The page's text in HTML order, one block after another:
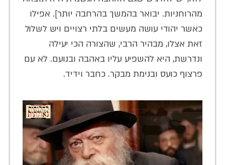
מהרוחניות. יבואר בהמשך בהרחבה יותר]. אפילו
כאשר יהודי עושה מעשים בלתי רצויים ויש לשלול
זאת אצלו, מבהיר הרבי, שהצורה הכי יעילה
ונדרשת, היא להשפיע עליו באהבה ובנועם. לא עם
פרצוף כועס ובנימת מבקר. כחבר וידיד.